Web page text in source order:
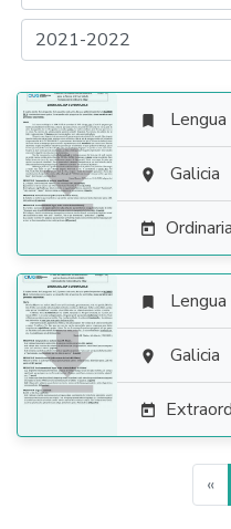


 Galicia



 Galicia

«